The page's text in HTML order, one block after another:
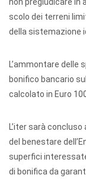
scolo dei terreni
della sistemazione
L’ammontare
bonifico bancario
calcolato in Euro
L’iter sarà
del benestare
superfici
di bonifica da